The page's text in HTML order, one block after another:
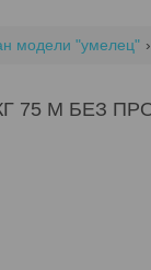
модели "умелец"
75 М БЕЗ